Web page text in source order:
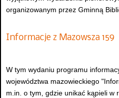
organizowanym przez Gminną
Informacje z Mazowsza 159
W tym wydaniu programu
województwa mazowieckiego
m.in. o tym, gdzie unikać kąpieli w